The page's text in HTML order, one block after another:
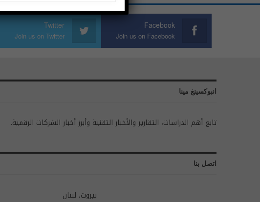
Facebook
Join us on Facebook
Twitter
Join us on Twitter
انبوكسينغ مينا
تابع أهم الدراسات، التقارير والأخبار التقنية وأبرز أخبار الشركات الرقمية.
اتصل بنا
بيروت، لبنان